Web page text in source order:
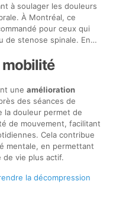
à soulager les douleurs
À Montréal, ce
pour ceux qui
de stenose spinale. En…
une amélioration
des séances de
la douleur permet de
de mouvement, facilitant
Cela contribue
mentale, en permettant
de vie plus actif.
la décompression